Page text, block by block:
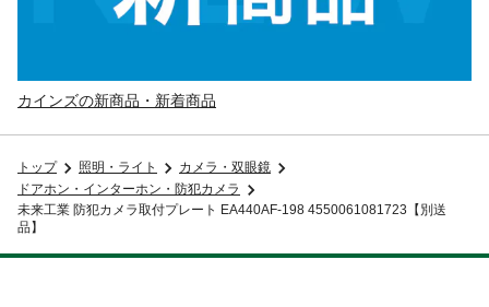
カインズの新商品・新着商品
トップ 照明・ライト
カメラ・双眼鏡
ドアホン・インターホン・防犯カメラ
未来工業 防犯カメラ取付プレート EA440AF-198 4550061081723【別送
品】